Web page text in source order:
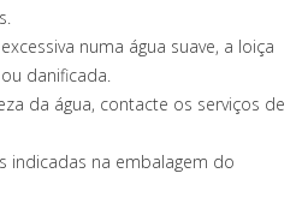
numa água suave, a loiça
danificada.
da água, contacte os serviços de
indicadas na embalagem do